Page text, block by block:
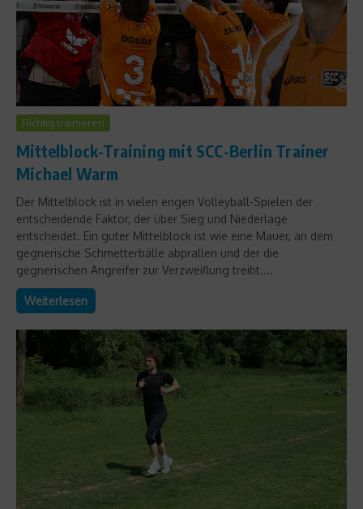
Richtig trainieren
Mittelblock-Training mit SCC-Berlin Trainer
Michael Warm
Der Mittelblock ist in vielen engen Volleyball-Spielen der
entscheidende Faktor, der über Sieg und Niederlage
entscheidet. Ein guter Mittelblock ist wie eine Mauer, an dem
gegnerische Schmetterbälle abprallen und der die
gegnerischen Angreifer zur Verzweiflung treibt....
Weiterlesen